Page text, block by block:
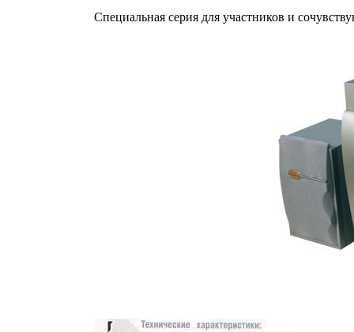
Специальная серия для участников и